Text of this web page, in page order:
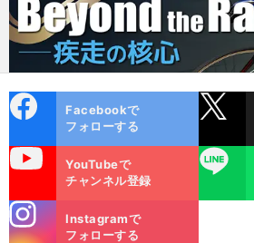
ok
Facebookで
フォローする
YouTubeで
チャンネル登録
LINE
m
Instagramで
フォローする